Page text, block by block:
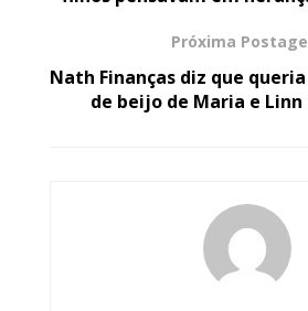
Próxima
Nath Finanças diz que
de beijo de Maria e Linn